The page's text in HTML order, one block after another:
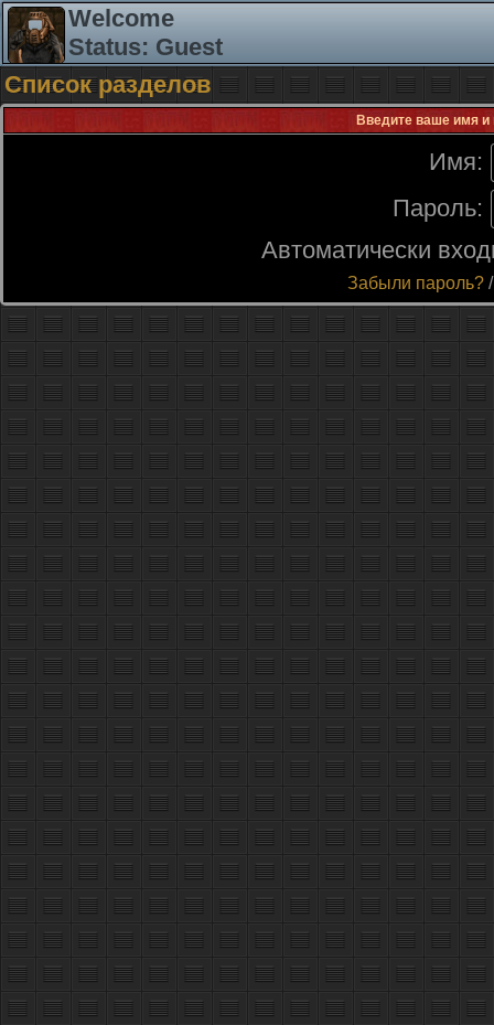
Welcome
Status: Guest
Список разделов
Введите ваше имя и
Имя:
Пароль:
Автоматически
Забыли пароль?